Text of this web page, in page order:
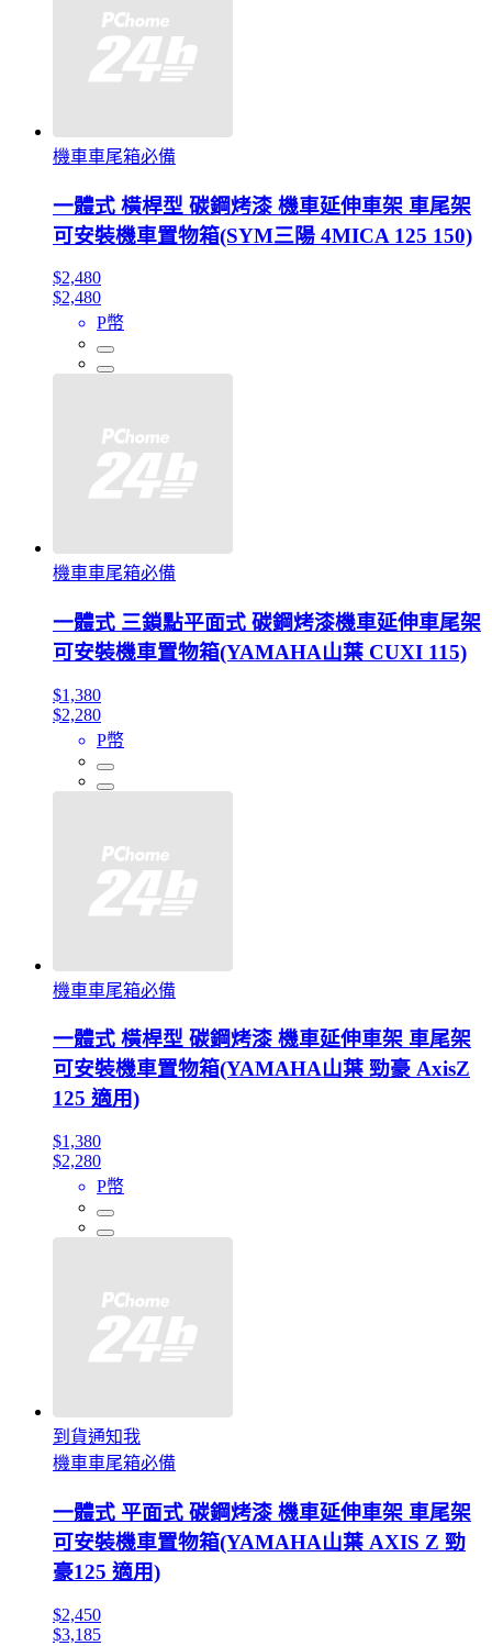
機車車尾箱必備
一體式 橫桿型 碳鋼烤漆 機車延伸車架 車尾架
可安裝機車置物箱(SYM三陽 4MICA 125 150)
$2,480
$2,480
P幣
機車車尾箱必備
一體式 三鎖點平面式 碳鋼烤漆機車延伸車尾架
可安裝機車置物箱(YAMAHA山葉 CUXI 115)
$1,380
$2,280
P幣
機車車尾箱必備
一體式 橫桿型 碳鋼烤漆 機車延伸車架 車尾架
可安裝機車置物箱(YAMAHA山葉 勁豪 AxisZ
125 適用)
$1,380
$2,280
P幣
到貨通知我
機車車尾箱必備
一體式 平面式 碳鋼烤漆 機車延伸車架 車尾架
可安裝機車置物箱(YAMAHA山葉 AXIS Z 勁
豪125 適用)
$2,450
$3,185